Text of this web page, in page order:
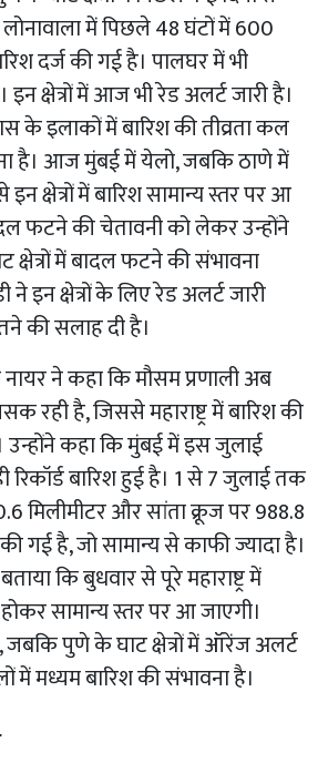
लोनावाला में पिछले 48 घंटों में 600
दर्ज की गई है। पालघर में भी
क्षेत्रों में आज भी रेड अलर्ट जारी है।
इलाकों में बारिश की तीव्रता कल
है। आज मुंबई में येलो, जबकि ठाणे में
क्षेत्रों में बारिश सामान्य स्तर पर आ
फटने की चेतावनी को लेकर उन्होंने
में बादल फटने की संभावना
इन क्षेत्रों के लिए रेड अलर्ट जारी
की सलाह दी है।
ने कहा कि मौसम प्रणाली अब
रही है, जिससे महाराष्ट्र में बारिश की
उन्होंने कहा कि मुंबई में इस जुलाई
बारिश हुई है। 1 से 7 जुलाई तक
मिलीमीटर और सांता क्रूज पर 988.8
गई है, जो सामान्य से काफी ज्यादा है।
कि बुधवार से पूरे महाराष्ट्र में
सामान्य स्तर पर आ जाएगी।
जबकि पुणे के घाट क्षेत्रों में ऑरेंज अलर्ट
में मध्यम बारिश की संभावना है।